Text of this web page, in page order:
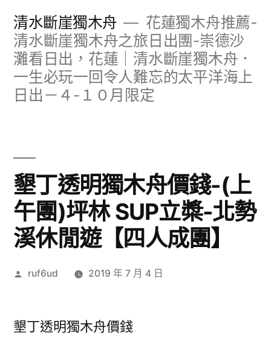
清水斷崖獨木舟
花蓮獨木舟推薦-
清水斷崖獨木舟之旅日出團-崇德沙
灘看日出，花蓮｜清水斷崖獨木舟．
一生必玩一回令人難忘的太平洋海上
日出－４-１０月限定
墾丁透明獨木舟價錢-(上
午團)坪林 SUP立槳-北勢
溪休閒遊【四人成團】
作
ruf6ud 2019 年 7 月 4 日
墾丁透明獨木舟價錢